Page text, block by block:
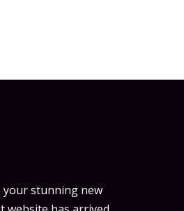
your stunning new